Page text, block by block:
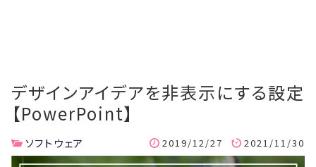
デザインアイデアを非表示にする設定
【PowerPoint】
ソフトウェア 2019/12/27 2021/11/30